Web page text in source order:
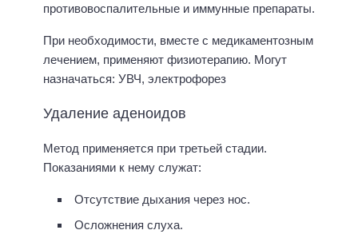
противовоспалительные и иммунные препараты.
При необходимости, вместе с медикаментозным
лечением, применяют физиотерапию. Могут
назначаться: УВЧ, электрофорез
Удаление аденоидов
Метод применяется при третьей стадии.
Показаниями к нему служат:
Отсутствие дыхания через нос.
Осложнения слуха.